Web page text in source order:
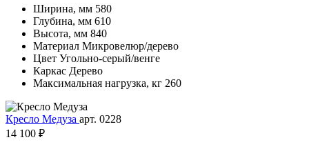
Ширина, мм 580
Глубина, мм 610
Высота, мм 840
Материал Микровелюр/дерево
Цвет Угольно-серый/венге
Каркас Дерево
Максимальная нагрузка, кг 260
Кресло Медуза арт. 0228
14 100 ₽